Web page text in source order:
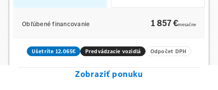
Obľúbené financovanie 1 857 €mesačne
Ušetríte 12.065€ Predvádzacie vozidlá Odpočet DPH
Zobraziť ponuku